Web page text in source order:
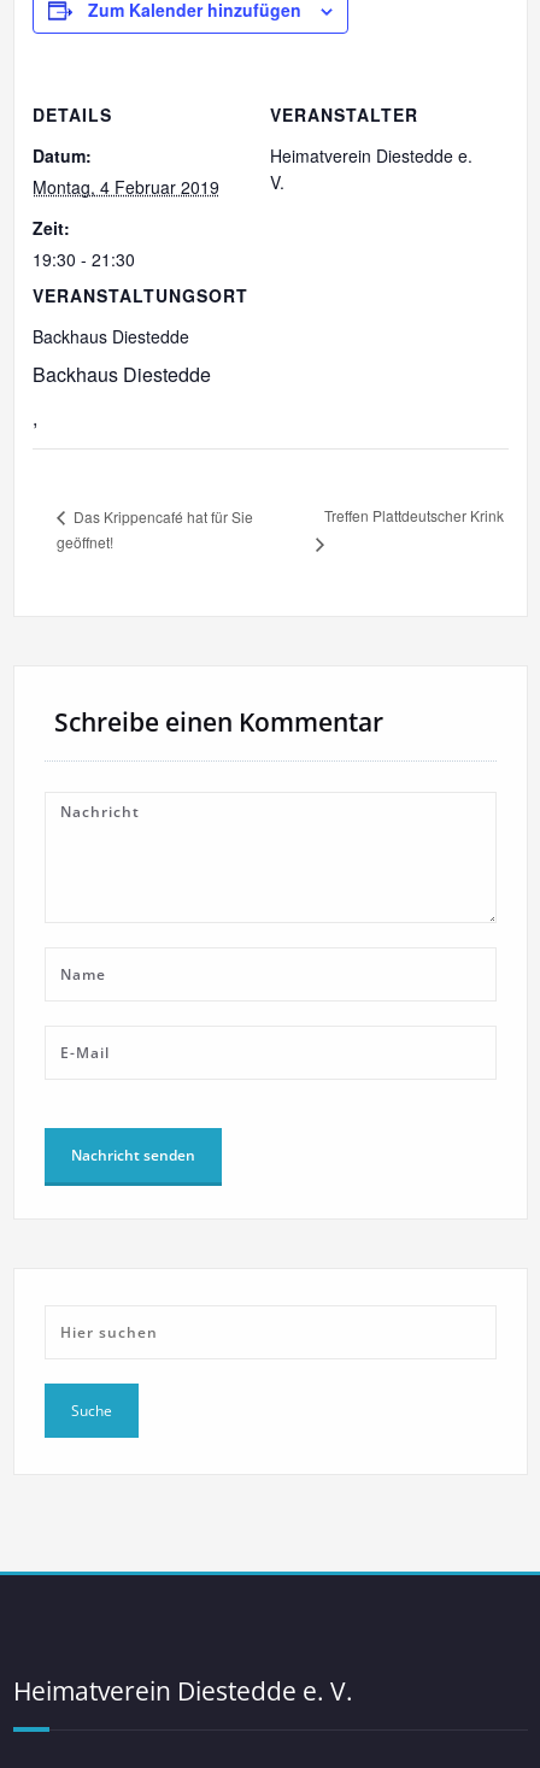
Zum Kalender hinzufügen
DETAILS
Datum:
Montag, 4 Februar 2019
Zeit:
19:30 - 21:30
VERANSTALTUNGSORT
Backhaus Diestedde
Backhaus Diestedde
,
VERANSTALTER
Heimatverein Diestedde e.
V.
Das Krippencafé hat für Sie
geöffnet!
Treffen Plattdeutscher Krink
Schreibe einen Kommentar
Heimatverein Diestedde e. V.